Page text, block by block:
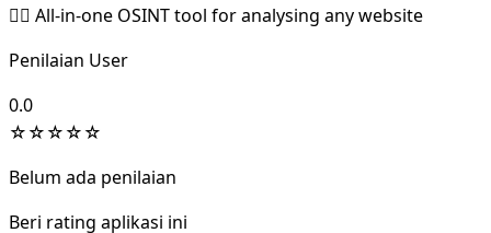
🕵️‍♂️ All-in-one OSINT tool for analysing any website
Penilaian User
0.0
☆☆☆☆☆
Belum ada penilaian
Beri rating aplikasi ini